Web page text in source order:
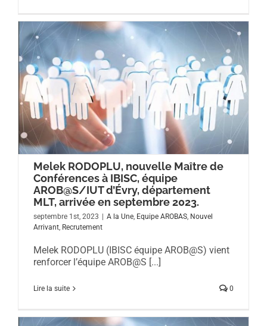
Melek RODOPLU, nouvelle Maître de
Conférences à IBISC, équipe
AROB@S/IUT d’Évry, département
MLT, arrivée en septembre 2023.
septembre 1st, 2023 A la Une, Equipe AROBAS, Nouvel
Arrivant, Recrutement
Melek RODOPLU (IBISC équipe AROB@S) vient
renforcer l’équipe AROB@S [...]
Lire la suite 0